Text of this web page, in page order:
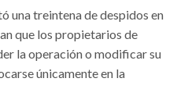
una treintena de despidos en
que los propietarios de
la operación o modificar su
únicamente en la